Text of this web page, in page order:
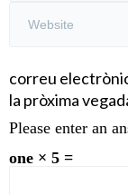
correu
la pròxima
Please enter an
one × 5 =